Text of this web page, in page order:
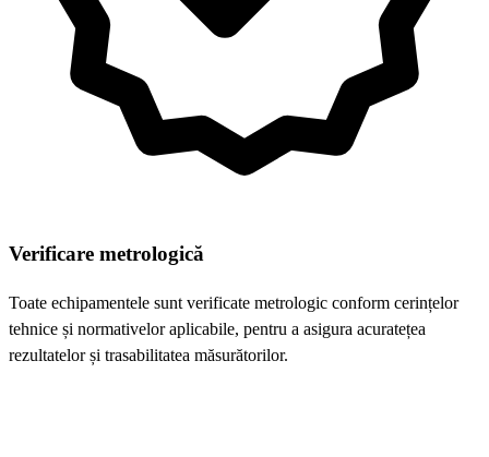
Verificare metrologică
Toate echipamentele sunt verificate metrologic conform cerințelor
tehnice și normativelor aplicabile, pentru a asigura acuratețea
rezultatelor și trasabilitatea măsurătorilor.